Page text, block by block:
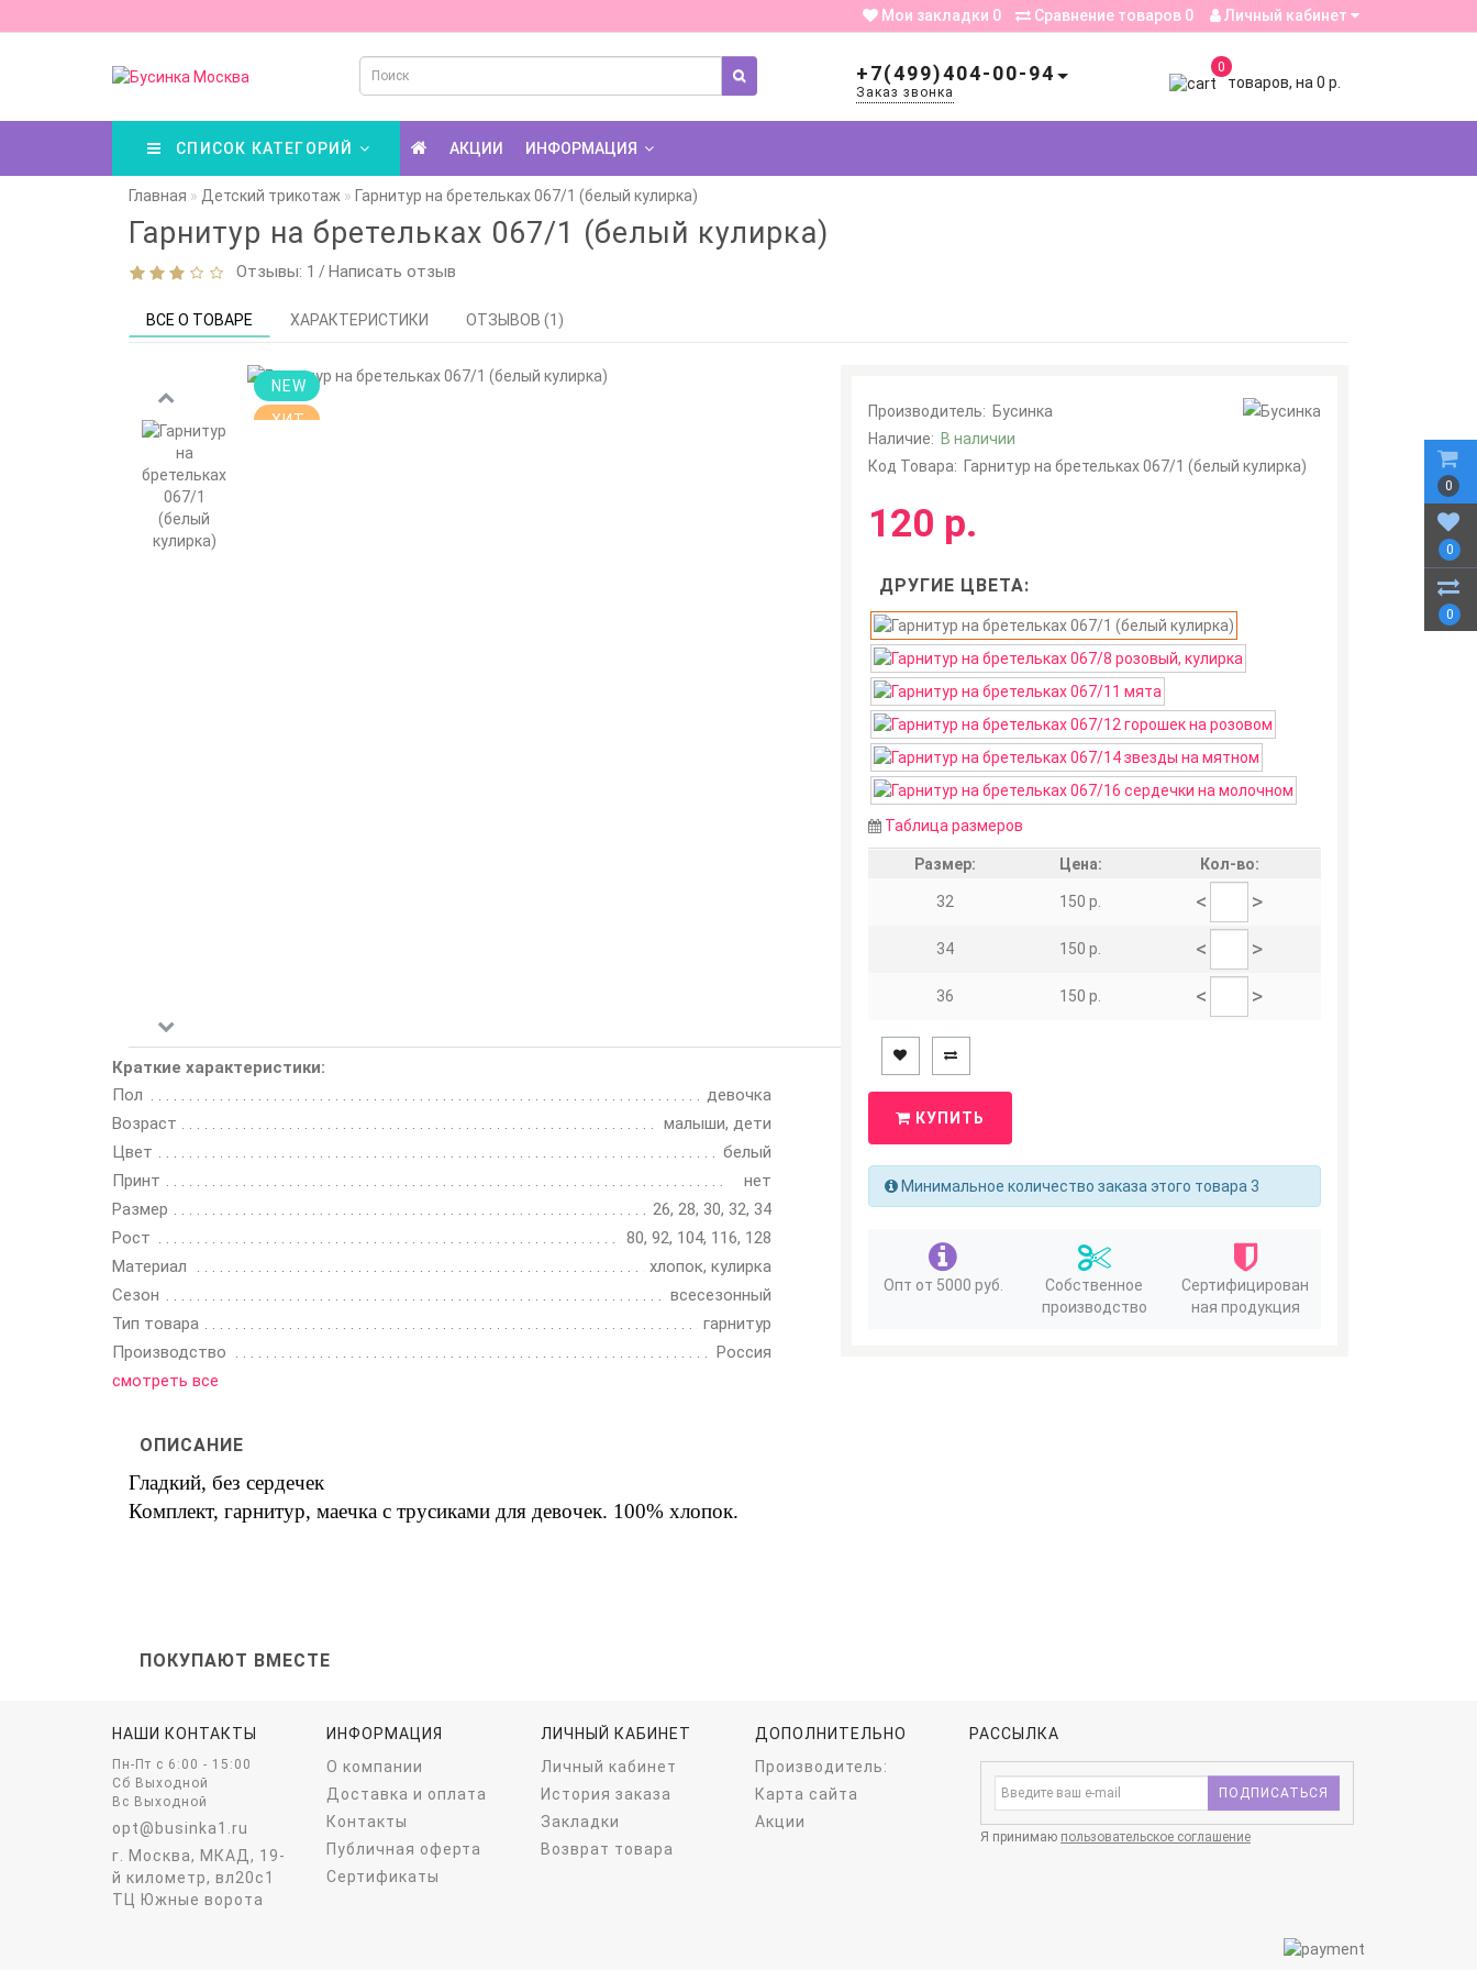
0
0
0
Мои закладки 0 Сравнение товаров 0 Личный кабинет
0
товаров, на 0 р.
+7(499)404-00-94
Заказ звонка
СПИСОК КАТЕГОРИЙ АКЦИИ ИНФОРМАЦИЯ
Главная Детский трикотаж Гарнитур на бретельках 067/1 (белый кулирка)
Гарнитур на бретельках 067/1 (белый кулирка)
Отзывы: 1 / Написать отзыв
ВСЕ О ТОВАРЕ ХАРАКТЕРИСТИКИ ОТЗЫВОВ (1)
NEW
ХИТ
Краткие характеристики:
Пол
девочка
Возраст
малыши, дети
Цвет
белый
Принт
нет
Размер
26, 28, 30, 32, 34
Рост
80, 92, 104, 116, 128
Материал
хлопок, кулирка
Сезон
всесезонный
Тип товара
гарнитур
Производство
Россия
смотреть все
Производитель: Бусинка
Наличие: В наличии
Код Товара: Гарнитур на бретельках 067/1 (белый кулирка)
120 р.
ДРУГИЕ ЦВЕТА:
Таблица размеров
Размер: Цена: Кол-во:
32 150 р. < >
34 150 р. < >
36 150 р. < >
КУПИТЬ
Минимальное количество заказа этого товара 3
Опт от 5000 руб.
Собственное
производство
Сертифицирован
ная продукция
ОПИСАНИЕ
Гладкий, без сердечек
Комплект, гарнитур, маечка с трусиками для девочек. 100% хлопок.
ПОКУПАЮТ ВМЕСТЕ
НАШИ КОНТАКТЫ
Пн-Пт c 6:00 - 15:00
Сб Выходной
Вс Выходной
opt@businka1.ru
г. Москва, МКАД, 19-
й километр, вл20с1
ТЦ Южные ворота
ИНФОРМАЦИЯ
О компании
Доставка и оплата
Контакты
Публичная оферта
Сертификаты
ЛИЧНЫЙ КАБИНЕТ
Личный кабинет
История заказа
Закладки
Возврат товара
ДОПОЛНИТЕЛЬНО
Производитель:
Карта сайта
Акции
РАССЫЛКА
ПОДПИСАТЬСЯ
Я принимаю пользовательское соглашение